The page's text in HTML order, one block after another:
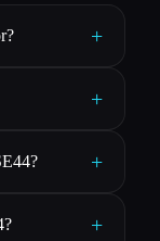
+
+
+
+